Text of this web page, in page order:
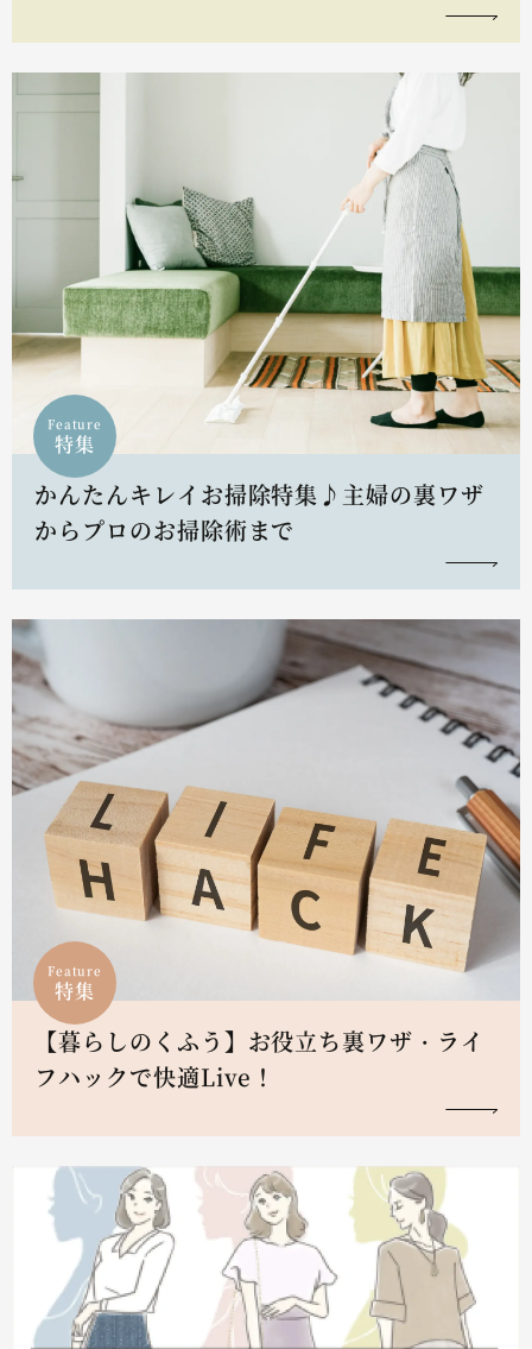
Feature
特集
かんたんキレイお掃除特集♪主婦の裏ワザ
からプロのお掃除術まで
Feature
特集
【暮らしのくふう】お役立ち裏ワザ・ライ
フハックで快適Live！